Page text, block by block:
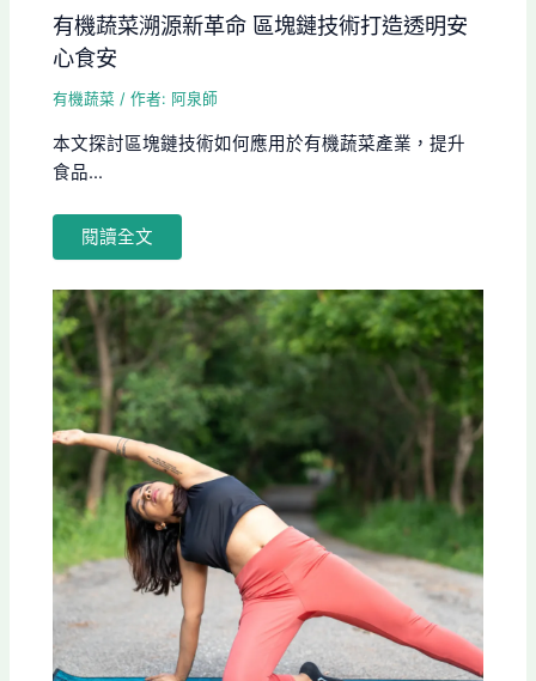
有機蔬菜溯源新革命 區塊鏈技術打造透明安
心食安
有機蔬菜 / 作者: 阿泉師
本文探討區塊鏈技術如何應用於有機蔬菜產業，提升
食品...
閱讀全文